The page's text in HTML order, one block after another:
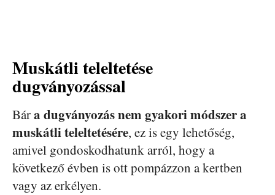
Muskátli teleltetése
dugványozással
Bára dugványozás nem gyakori módszer a
muskátli teleltetésére, ez is egy lehetőség,
amivel gondoskodhatunk arról, hogy a
következő évben is ott pompázzon a kertben
vagy az erkélyen.